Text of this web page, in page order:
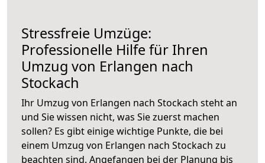
Stressfreie Umzüge:
Professionelle Hilfe für Ihren
Umzug von Erlangen nach
Stockach
Ihr Umzug von Erlangen nach Stockach steht an
und Sie wissen nicht, was Sie zuerst machen
sollen? Es gibt einige wichtige Punkte, die bei
einem Umzug von Erlangen nach Stockach zu
beachten sind. Angefangen bei der Planung bis